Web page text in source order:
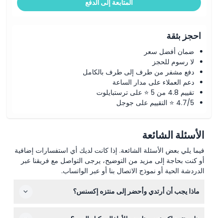
المتابعة إلى الدفع
احجز بثقة
ضمان أفضل سعر
لا رسوم للحجز
دفع مشفر من طرف إلى طرف بالكامل
دعم العملاء على مدار الساعة
تقييم 4.8 من 5 ⭐ على ترستبايلوت
4.7/5 ⭐ التقييم على جوجل
الأسئلة الشائعة
فيما يلي بعض الأسئلة الشائعة. إذا كانت لديك أي استفسارات إضافية
أو كنت بحاجة إلى مزيد من التوضيح، يرجى التواصل مع فريقنا عبر
الدردشة الحية أو نموذج الاتصال بنا أو عبر الواتساب.
ماذا يجب أن أرتدي وأحضر إلى منتزه إكسنس؟